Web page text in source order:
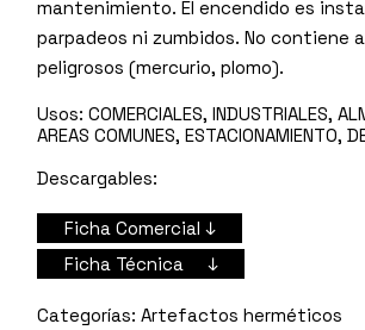
mantenimiento. El encendido es
parpadeos ni zumbidos. No contiene
peligrosos (mercurio, plomo).
Usos:COMERCIALES, INDUSTRIALES,
AREAS COMUNES, ESTACIONAMIENTO,
Descargables:
Ficha Comercial ↓
Ficha Técnica ↓
Artefactos herméticos